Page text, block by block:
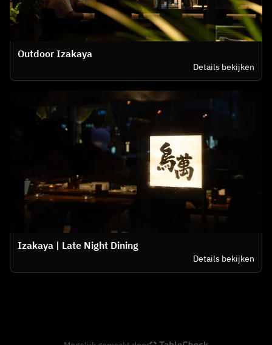
Outdoor Izakaya
Details bekijken
Izakaya | Late Night Dining
Details bekijken